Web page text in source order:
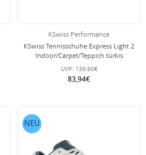
KSwiss Performance
KSwiss Tennisschuhe Express Light 2
Indoor/Carpet/Teppich türkis
Damen
UVP: 139,90€
83,94€
NEU